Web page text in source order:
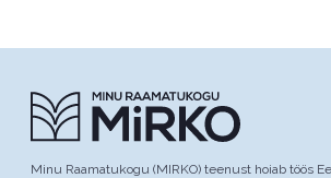
Minu Raamatukogu (MIRKO) teenust hoiab töös